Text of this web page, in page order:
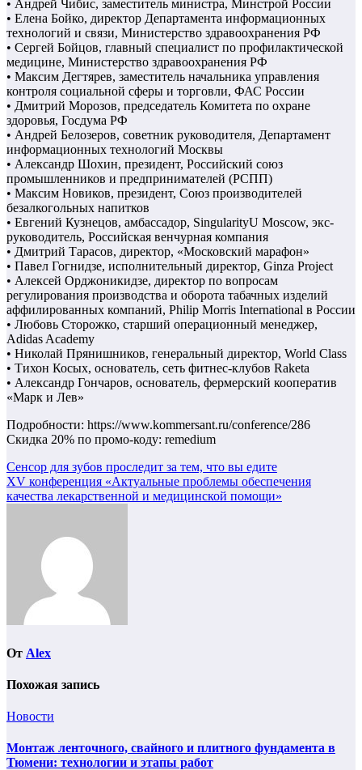
• Андрей Чибис, заместитель министра, Минстрой России
• Елена Бойко, директор Департамента информационных
технологий и связи, Министерство здравоохранения РФ
• Сергей Бойцов, главный специалист по профилактической
медицине, Министерство здравоохранения РФ
• Максим Дегтярев, заместитель начальника управления
контроля социальной сферы и торговли, ФАС России
• Дмитрий Морозов, председатель Комитета по охране
здоровья, Госдума РФ
• Андрей Белозеров, советник руководителя, Департамент
информационных технологий Москвы
• Александр Шохин, президент, Российский союз
промышленников и предпринимателей (РСПП)
• Максим Новиков, президент, Союз производителей
безалкогольных напитков
• Евгений Кузнецов, амбассадор, SingularityU Moscow, экс-
руководитель, Российская венчурная компания
• Дмитрий Тарасов, директор, «Московский марафон»
• Павел Гогнидзе, исполнительный директор, Ginza Project
• Алексей Орджоникидзе, директор по вопросам
регулирования производства и оборота табачных изделий
аффилированных компаний, Philip Morris International в России
• Любовь Сторожко, старший операционный менеджер,
Adidas Academy
• Николай Прянишников, генеральный директор, World Class
• Тихон Косых, основатель, сеть фитнес-клубов Raketa
• Александр Гончаров, основатель, фермерский кооператив
«Марк и Лев»
Подробности: https://www.kommersant.ru/conference/286
Скидка 20% по промо-коду: remedium
Навигация
по
Сенсор для зубов проследит за тем, что вы едите
XV конференция «Актуальные проблемы обеспечения
качества лекарственной и медицинской помощи»
От Alex
Похожая запись
Новости
Монтаж ленточного, свайного и плитного фундамента в
Тюмени: технологии и этапы работ